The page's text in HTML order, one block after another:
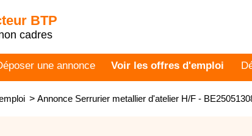
BTP
cadres
une annonce Voir les offres d'emploi
> Annonce Serrurier metallier d'atelier H/F -